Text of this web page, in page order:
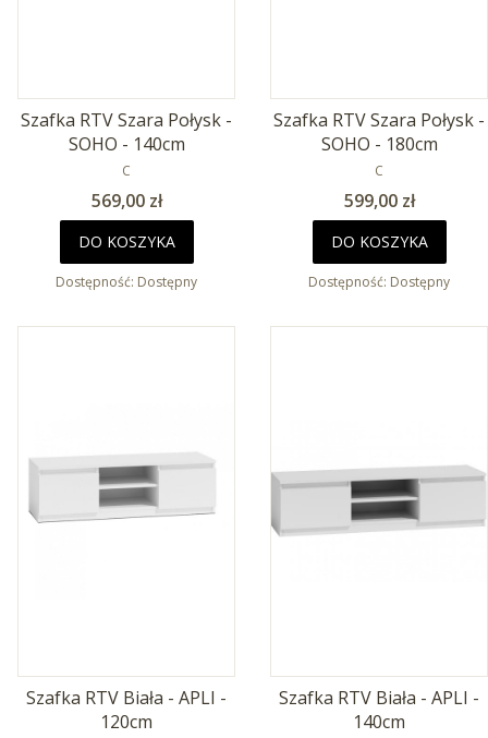
Szafka RTV Szara Połysk -
SOHO - 140cm
PRODUCENT
C
Cena
569,00 zł
DO KOSZYKA
Dostępność: Dostępny
Szafka RTV Szara Połysk -
SOHO - 180cm
PRODUCENT
C
Cena
599,00 zł
DO KOSZYKA
Dostępność: Dostępny
Szafka RTV Biała - APLI -
120cm
Szafka RTV Biała - APLI -
140cm